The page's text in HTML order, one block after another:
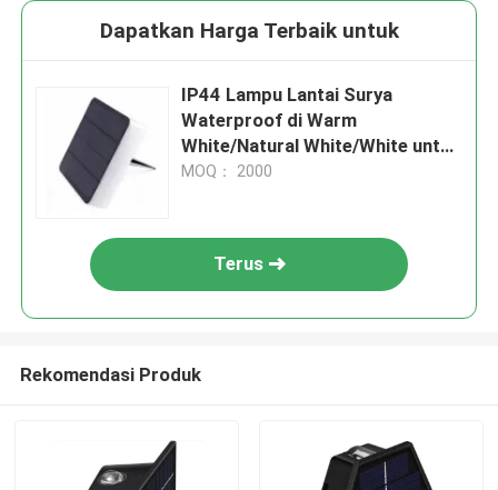
Dapatkan Harga Terbaik untuk
IP44 Lampu Lantai Surya
Waterproof di Warm
White/Natural White/White untuk
Luar Ruang
MOQ： 2000
Terus
Rekomendasi Produk